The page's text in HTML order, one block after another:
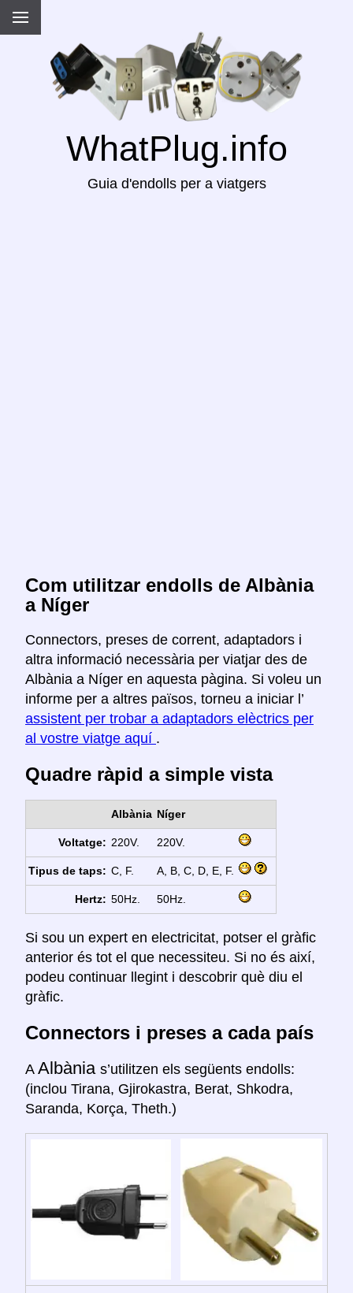
WhatPlug.info
Guia d'endolls per a viatgers
Com utilitzar endolls de Albània
a Níger
Connectors, preses de corrent, adaptadors i
altra informació necessària per viatjar des de
Albània a Níger en aquesta pàgina. Si voleu un
informe per a altres països, torneu a iniciar l’
assistent per trobar a adaptadors elèctrics per
al vostre viatge aquí .
Quadre ràpid a simple vista
Albània Níger
Voltatge: 220V. 220V.
Tipus de taps: C, F. A, B, C, D, E, F.
Hertz: 50Hz. 50Hz.
Si sou un expert en electricitat, potser el gràfic
anterior és tot el que necessiteu. Si no és així,
podeu continuar llegint i descobrir què diu el
gràfic.
Connectors i preses a cada país
A Albània s’utilitzen els següents endolls:
(inclou Tirana, Gjirokastra, Berat, Shkodra,
Saranda, Korça, Theth.)